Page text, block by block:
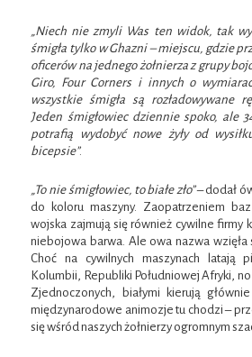
„Niech nie zmyli Was ten widok, tak
śmigła tylko w Ghazni – miejscu, gdzie
oficerów na jednego żołnierza z grupy
Giro, Four Corners i innych o
wszystkie śmigła są rozładowywane
Jeden śmigłowiec dziennie spoko, ale
potrafią wydobyć nowe żyły od
bicepsie”.
„To nie śmigłowiec, to białe zło”– dodał
do koloru maszyny. Zaopatrzeniem
wojska zajmują się również cywilne firmy
niebojowa barwa. Ale owa nazwa wzięła
Choć na cywilnych maszynach latają
Kolumbii, Republiki Południowej Afryki,
Zjednoczonych, białymi kierują
międzynarodowe animozje tu chodzi –
się wśród naszych żołnierzy ogromnym